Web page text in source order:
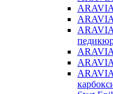
ARAVIA
ARAVIA
ARAVIA